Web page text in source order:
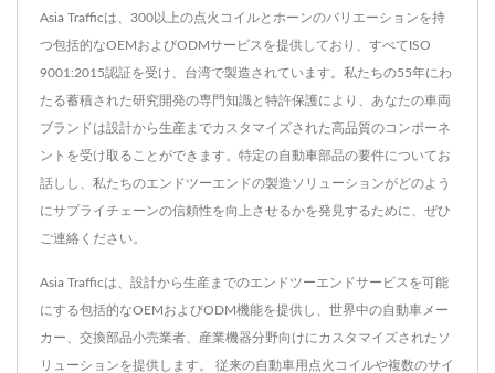
Asia Trafficは、300以上の点火コイルとホーンのバリエーションを持
つ包括的なOEMおよびODMサービスを提供しており、すべてISO
9001:2015認証を受け、台湾で製造されています。私たちの55年にわ
たる蓄積された研究開発の専門知識と特許保護により、あなたの車両
ブランドは設計から生産までカスタマイズされた高品質のコンポーネ
ントを受け取ることができます。特定の自動車部品の要件についてお
話しし、私たちのエンドツーエンドの製造ソリューションがどのよう
にサプライチェーンの信頼性を向上させるかを発見するために、ぜひ
ご連絡ください。
Asia Trafficは、設計から生産までのエンドツーエンドサービスを可能
にする包括的なOEMおよびODM機能を提供し、世界中の自動車メー
カー、交換部品小売業者、産業機器分野向けにカスタマイズされたソ
リューションを提供します。 従来の自動車用点火コイルや複数のサイ